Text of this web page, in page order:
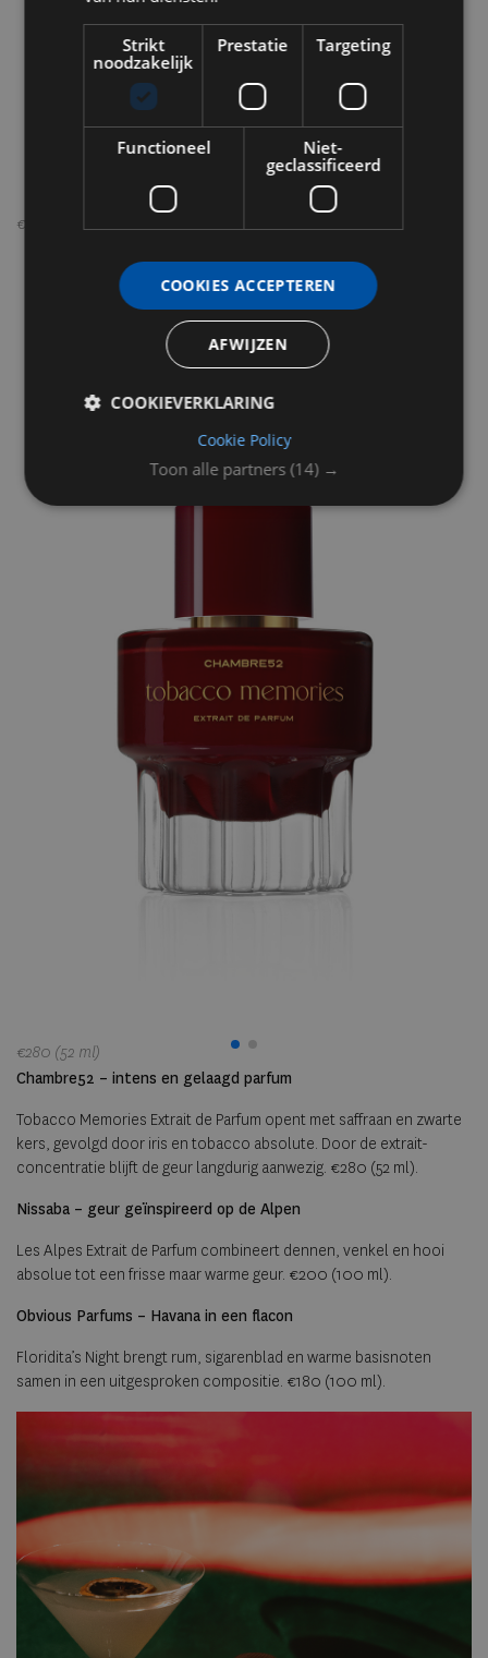
€52 (300ml)
€280 (52 ml)
Chambre52 – intens en gelaagd parfum
Tobacco Memories Extrait de Parfum opent met saffraan en zwarte
kers, gevolgd door iris en tobacco absolute. Door de extrait-
concentratie blijft de geur langdurig aanwezig. €280 (52 ml).
Nissaba – geur geïnspireerd op de Alpen
Les Alpes Extrait de Parfum combineert dennen, venkel en hooi
absolue tot een frisse maar warme geur. €200 (100 ml).
Obvious Parfums – Havana in een flacon
Floridita’s Night brengt rum, sigarenblad en warme basisnoten
samen in een uitgesproken compositie. €180 (100 ml).
Toon alle partners (14) →
Strikt
noodzakelijk
Prestatie Targeting
Functioneel
Niet-
geclassificeerd
COOKIES ACCEPTEREN
AFWIJZEN
COOKIEVERKLARING
Cookie Policy